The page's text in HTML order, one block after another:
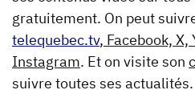
gratuitement. On peut
telequebec.tv, Facebook, X,
Instagram. Et on visite son
suivre toutes ses actualités.